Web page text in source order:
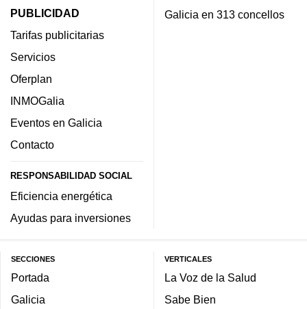
PUBLICIDAD
Tarifas publicitarias
Servicios
Oferplan
INMOGalia
Eventos en Galicia
Contacto
RESPONSABILIDAD SOCIAL
Eficiencia energética
Ayudas para inversiones
Galicia en 313 concellos
SECCIONES
Portada
Galicia
VERTICALES
La Voz de la Salud
Sabe Bien